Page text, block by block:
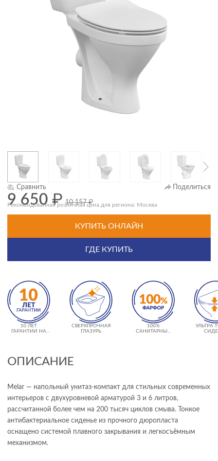
Сравнить Поделиться
9 650₽ 10 157₽
Рекомендованная розничная цена для региона: Москва
КУПИТЬ ОНЛАЙН
ГДЕ КУПИТЬ
10 ЛЕТ
ГАРАНТИИ НА
СВЕРХПРОЧНАЯ
ГЛАЗУРЬ
100%
САНИТАРНЫЙ
УЛЬТРА
ОПИСАНИЕ
Melar — напольный унитаз-компакт для стильных современных
интерьеров с двухуровневой арматурой 3 и 6 литров,
рассчитанной более чем на 200 тысяч циклов смыва. Тонкое
антибактериальное сиденье из прочного дюропласта
оснащено системой плавного закрывания и легкосъёмным
механизмом.